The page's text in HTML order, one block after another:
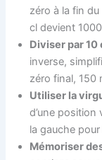
zéro à la fin
cl devient
Diviser par 10
inverse,
zéro final, 150
Utiliser la
d’une position
la gauche pour
Mémoriser